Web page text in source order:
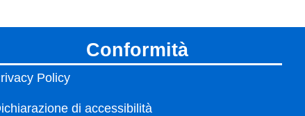
conformità
Privacy Policy
Dichiarazione di accessibilità